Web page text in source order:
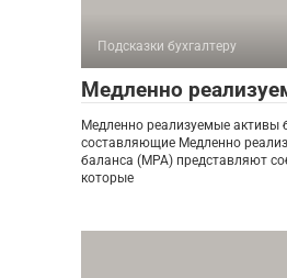
Подсказки бухгалтеру
Медленно
Медленно реализуемые активы
составляющие Медленно
баланса (МРА) представляют
которые